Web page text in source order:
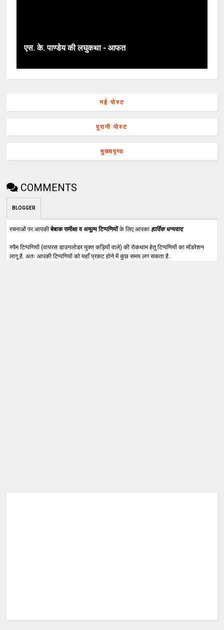
एस. के. पाण्डेय की लघुकथा - आफत
नई पोस्ट
पुरानी पोस्ट
मुख्यपृष्ठ
COMMENTS
BLOGGER
रचनाओं पर आपकीबेबाक समीक्षा व अमूल्य टिप्पणियोंके लिए आपका हार्दिक धन्यवाद.
स्पैम टिप्पणियों (वायरस डाउनलोडर युक्त कड़ियों वाले) की रोकथाम हेतु टिप्पणियों का मॉडरेशन
लागू है. अतः आपकी टिप्पणियों को यहाँ प्रकट होने में कुछ समय लग सकता है.